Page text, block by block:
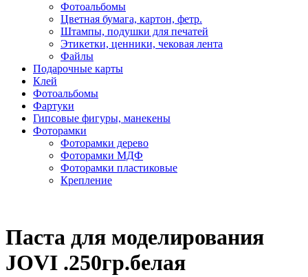
Фотоальбомы
Цветная бумага, картон, фетр.
Штампы, подушки для печатей
Этикетки, ценники, чековая лента
Файлы
Подарочные карты
Клей
Фотоальбомы
Фартуки
Гипсовые фигуры, манекены
Фоторамки
Фоторамки дерево
Фоторамки МДФ
Фоторамки пластиковые
Крепление
Паста для моделирования
JOVI .250гр.белая